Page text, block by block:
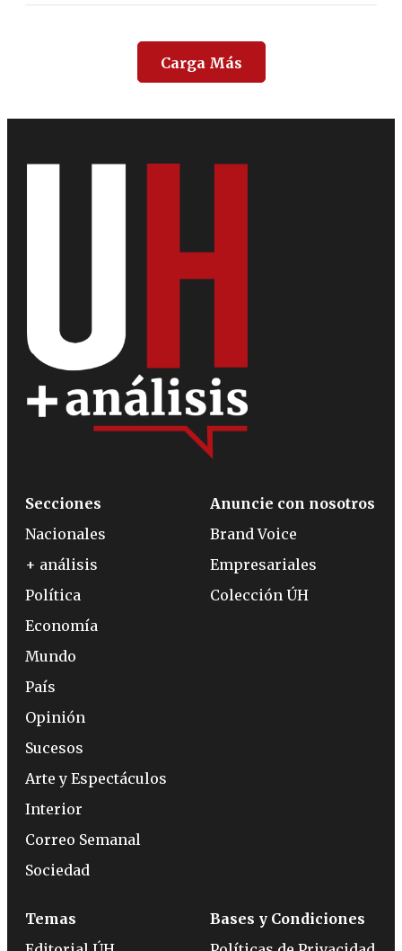
Carga Más
Secciones
Nacionales
+ análisis
Política
Economía
Mundo
País
Opinión
Sucesos
Arte y Espectáculos
Interior
Correo Semanal
Sociedad
Anuncie con nosotros
Brand Voice
Empresariales
Colección ÚH
Temas
Bases y Condiciones